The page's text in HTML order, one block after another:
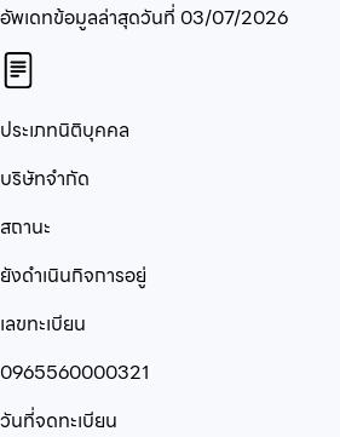
อัพเดทข้อมูลล่าสุดวันที่ 03/07/2026
ประเภทนิติบุคคล
บริษัทจำกัด
สถานะ
ยังดำเนินกิจการอยู่
เลขทะเบียน
0965560000321
วันที่จดทะเบียน